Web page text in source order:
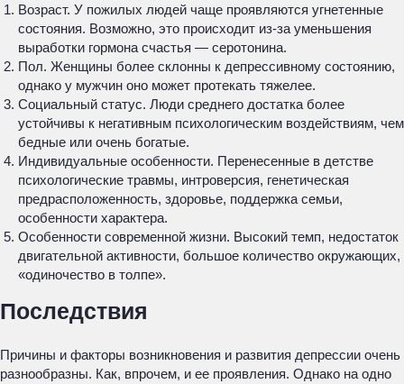
Возраст. У пожилых людей чаще проявляются угнетенные
состояния. Возможно, это происходит из-за уменьшения
выработки гормона счастья — серотонина.
Пол. Женщины более склонны к депрессивному состоянию,
однако у мужчин оно может протекать тяжелее.
Социальный статус. Люди среднего достатка более
устойчивы к негативным психологическим воздействиям, чем
бедные или очень богатые.
Индивидуальные особенности. Перенесенные в детстве
психологические травмы, интроверсия, генетическая
предрасположенность, здоровье, поддержка семьи,
особенности характера.
Особенности современной жизни. Высокий темп, недостаток
двигательной активности, большое количество окружающих,
«одиночество в толпе».
Последствия
Причины и факторы возникновения и развития депрессии очень
разнообразны. Как, впрочем, и ее проявления. Однако на одно